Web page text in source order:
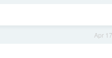
Apr 17